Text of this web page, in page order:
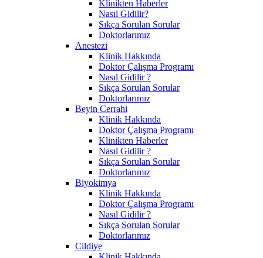
Klinikten Haberler
Nasıl Gidilir?
Sıkça Sorulan Sorular
Doktorlarımız
Anestezi
Klinik Hakkında
Doktor Çalışma Programı
Nasıl Gidilir ?
Sıkça Sorulan Sorular
Doktorlarımız
Beyin Cerrahi
Klinik Hakkında
Doktor Çalışma Programı
Klinikten Haberler
Nasıl Gidilir ?
Sıkça Sorulan Sorular
Doktorlarımız
Biyokimya
Klinik Hakkında
Doktor Çalışma Programı
Nasıl Gidilir ?
Sıkça Sorulan Sorular
Doktorlarımız
Cildiye